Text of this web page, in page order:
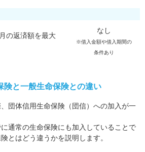
の返済額を最大
なし
※借入金額や借入期間の
条件あり
険と一般生命保険との違い
団体信用生命保険（団信）への加入が一
通常の生命保険にも加入していることで
とはどう違うかを説明します。